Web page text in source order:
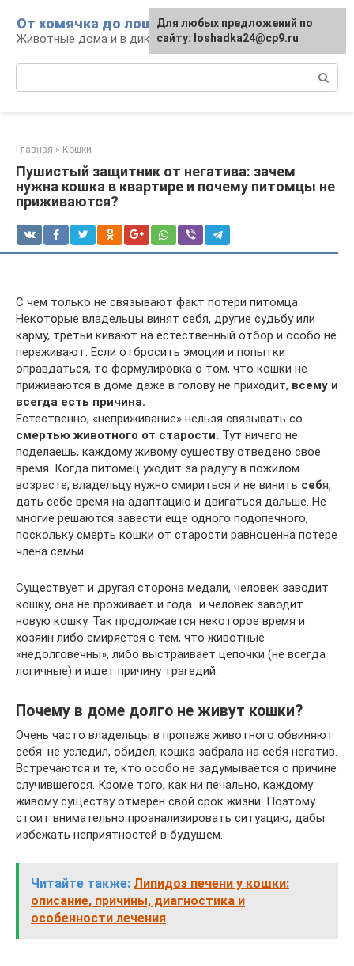
контенту
От хомячка до лошади
Животные дома и в дикой природе
Главная » Кошки
Пушистый защитник от негатива: зачем
нужна кошка в квартире и почему питомцы не
приживаются?
С чем только не связывают факт потери питомца.
Некоторые владельцы винят себя, другие судьбу или
карму, третьи кивают на естественный отбор и особо не
переживают. Если отбросить эмоции и попытки
оправдаться, то формулировка о том, что кошки не
приживаются в доме даже в голову не приходит, всему и
всегда есть причина.
Естественно, «неприживание» нельзя связывать со
смертью животного от старости. Тут ничего не
поделаешь, каждому живому существу отведено свое
время. Когда питомец уходит за радугу в пожилом
возрасте, владельцу нужно смириться и не винить себя,
дать себе время на адаптацию и двигаться дальше. Не
многие решаются завести еще одного подопечного,
поскольку смерть кошки от старости равноценна потере
члена семьи.
Существует и другая сторона медали, человек заводит
кошку, она не проживает и года…и человек заводит
новую кошку. Так продолжается некоторое время и
хозяин либо смиряется с тем, что животные
«недолговечны», либо выстраивает цепочки (не всегда
логичные) и ищет причину трагедий.
Почему в доме долго не живут кошки?
Очень часто владельцы в пропаже животного обвиняют
себя: не уследил, обидел, кошка забрала на себя негатив.
Встречаются и те, кто особо не задумывается о причине
случившегося. Кроме того, как ни печально, каждому
живому существу отмерен свой срок жизни. Поэтому
стоит внимательно проанализировать ситуацию, дабы
избежать неприятностей в будущем.
Читайте также: Липидоз печени у кошки:
описание, причины, диагностика и
особенности лечения
Для любых предложений по
сайту: loshadka24@cp9.ru